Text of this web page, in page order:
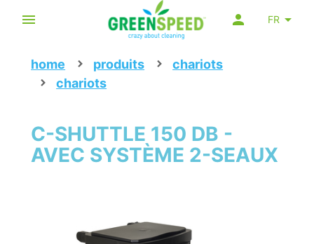
FR
home produits
chariots
chariots
C-SHUTTLE 150 DB -
AVEC SYSTÈME 2-SEAUX